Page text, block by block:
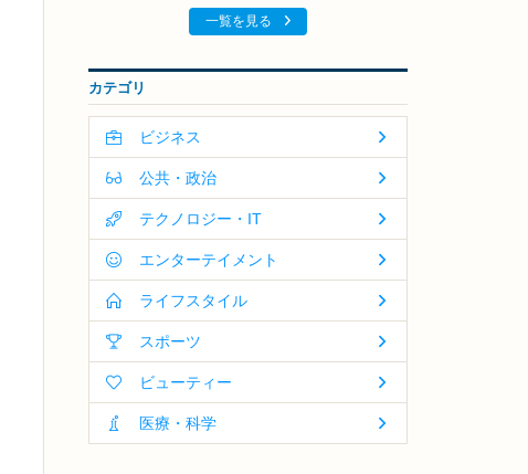
一覧を見る
カテゴリ
ビジネス
公共・政治
テクノロジー・IT
エンターテイメント
ライフスタイル
スポーツ
ビューティー
医療・科学